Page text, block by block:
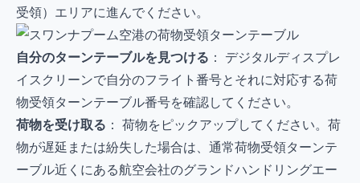
受領）エリアに進んでください。
自分のターンテーブルを見つける ： デジタルディスプレ
イスクリーンで自分のフライト番号とそれに対応する荷
物受領ターンテーブル番号を確認してください。
荷物を受け取る ： 荷物をピックアップしてください。荷
物が遅延または紛失した場合は、通常荷物受領ターンテ
ーブル近くにある航空会社のグランドハンドリングエー